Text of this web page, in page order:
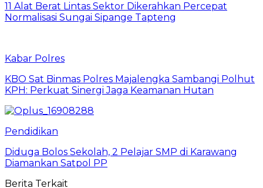
11 Alat Berat Lintas Sektor Dikerahkan Percepat
Normalisasi Sungai Sipange Tapteng
Kabar Polres
KBO Sat Binmas Polres Majalengka Sambangi Polhut
KPH: Perkuat Sinergi Jaga Keamanan Hutan
Pendidikan
Diduga Bolos Sekolah, 2 Pelajar SMP di Karawang
Diamankan Satpol PP
Berita Terkait